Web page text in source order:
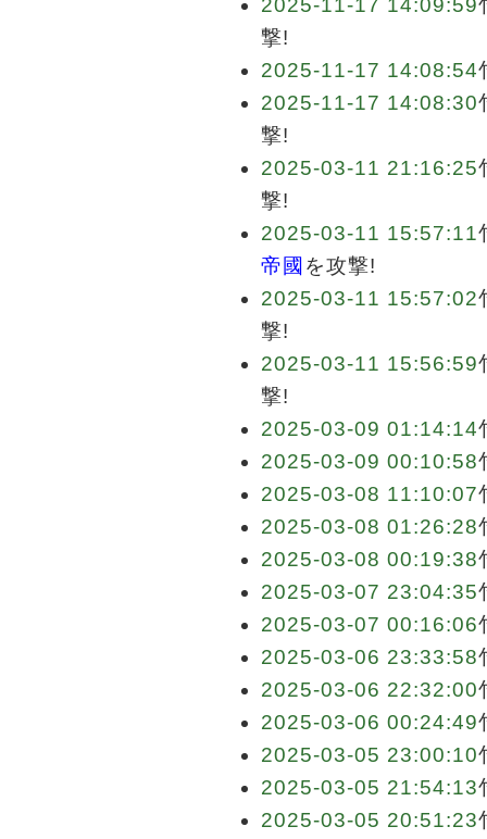
2025-11-17 14:09:59
撃!
2025-11-17 14:08:54
2025-11-17 14:08:30
撃!
2025-03-11 21:16:25
撃!
2025-03-11 15:57:11
帝國 を攻撃!
2025-03-11 15:57:02
撃!
2025-03-11 15:56:59
撃!
2025-03-09 01:14:14
2025-03-09 00:10:58
2025-03-08 11:10:07
2025-03-08 01:26:28
2025-03-08 00:19:38
2025-03-07 23:04:35
2025-03-07 00:16:06
2025-03-06 23:33:58
2025-03-06 22:32:00
2025-03-06 00:24:49
2025-03-05 23:00:10
2025-03-05 21:54:13
2025-03-05 20:51:23